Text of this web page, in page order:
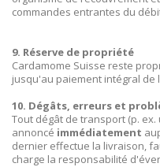
commandes entrantes du
9. Réserve de propriété
Cardamome Suisse reste
jusqu'au paiement intégral
10. Dégâts, erreurs et
Tout dégât de transport (p.
annoncé immédiatement
dernier effectue la livraison,
charge la responsabilité